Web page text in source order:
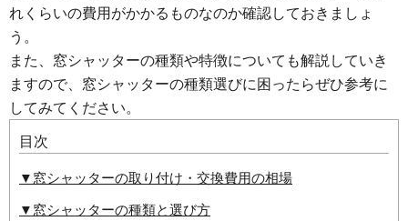
れくらいの費用がかかるものなのか確認しておきましょ
う。
また、窓シャッターの種類や特徴についても解説していき
ますので、窓シャッターの種類選びに困ったらぜひ参考に
してみてください。
目次
▼窓シャッターの取り付け・交換費用の相場
▼窓シャッターの種類と選び方